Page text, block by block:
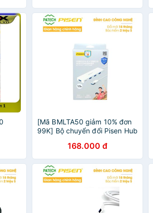
[Mã BMLTA50 giảm 10% đơn
99K] Bộ chuyển đổi Pisen Hub
ra 4 cổng USB ) - Hàng chính
hãng
168.000 đ